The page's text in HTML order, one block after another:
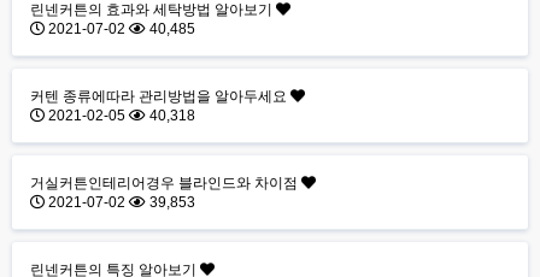
린넨커튼의 효과와 세탁방법 알아보기
2021-07-02
40,485
커텐 종류에따라 관리방법을 알아두세요
2021-02-05
40,318
거실커튼인테리어경우 블라인드와 차이점
2021-07-02
39,853
린넨커튼의 특징 알아보기